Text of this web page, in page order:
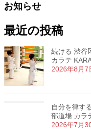
お知らせ
最近の投稿
続ける 渋谷
カラテ
2026年8月7
自分を律す
部道場 カラ
2026年7月